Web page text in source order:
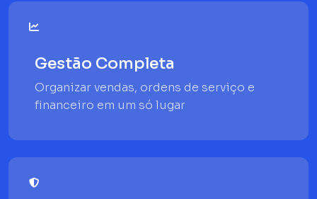
Gestão Completa
Organizar vendas, ordens de serviço e
financeiro em um só lugar